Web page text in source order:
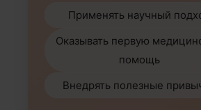
Применять научный
Оказывать первую
помощь
Внедрять полезные